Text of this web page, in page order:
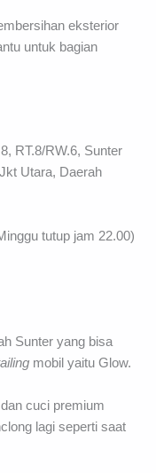
eksterior
untuk bagian
RT.8/RW.6, Sunter
Utara, Daerah
tutup jam 22.00)
Sunter yang bisa
mobil yaitu Glow.
dan cuci premium
lagi seperti saat